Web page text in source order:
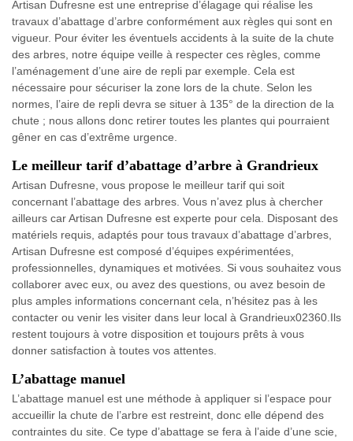
Artisan Dufresne est une entreprise d’élagage qui réalise les
travaux d’abattage d’arbre conformément aux règles qui sont en
vigueur. Pour éviter les éventuels accidents à la suite de la chute
des arbres, notre équipe veille à respecter ces règles, comme
l’aménagement d’une aire de repli par exemple. Cela est
nécessaire pour sécuriser la zone lors de la chute. Selon les
normes, l’aire de repli devra se situer à 135° de la direction de la
chute ; nous allons donc retirer toutes les plantes qui pourraient
gêner en cas d’extrême urgence.
Le meilleur tarif d’abattage d’arbre à Grandrieux
Artisan Dufresne, vous propose le meilleur tarif qui soit
concernant l’abattage des arbres. Vous n’avez plus à chercher
ailleurs car Artisan Dufresne est experte pour cela. Disposant des
matériels requis, adaptés pour tous travaux d’abattage d’arbres,
Artisan Dufresne est composé d’équipes expérimentées,
professionnelles, dynamiques et motivées. Si vous souhaitez vous
collaborer avec eux, ou avez des questions, ou avez besoin de
plus amples informations concernant cela, n’hésitez pas à les
contacter ou venir les visiter dans leur local à Grandrieux02360.Ils
restent toujours à votre disposition et toujours prêts à vous
donner satisfaction à toutes vos attentes.
L’abattage manuel
L’abattage manuel est une méthode à appliquer si l’espace pour
accueillir la chute de l’arbre est restreint, donc elle dépend des
contraintes du site. Ce type d’abattage se fera à l’aide d’une scie,